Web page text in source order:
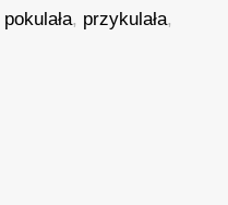
pokulała, przykulała,